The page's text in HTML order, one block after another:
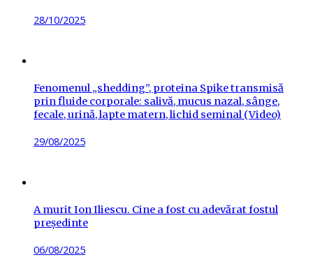
Posted
28/10/2025
Fenomenul „shedding”, proteina Spike transmisă
prin fluide corporale: salivă, mucus nazal, sânge,
fecale, urină, lapte matern, lichid seminal (Video)
Posted
29/08/2025
A murit Ion Iliescu. Cine a fost cu adevărat fostul
președinte
Posted
06/08/2025